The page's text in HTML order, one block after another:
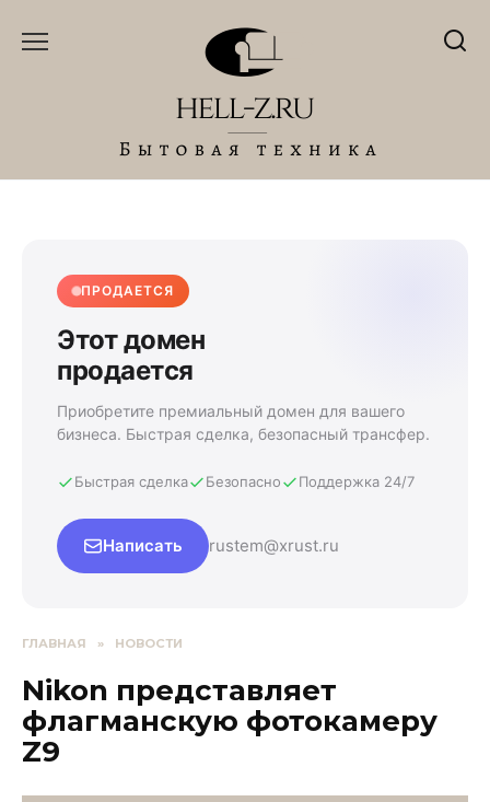
ПРОДАЕТСЯ
Этот домен
продается
Приобретите премиальный домен для вашего
бизнеса. Быстрая сделка, безопасный трансфер.
Быстрая сделка Безопасно Поддержка 24/7
Написать rustem@xrust.ru
ГЛАВНАЯ » НОВОСТИ
Nikon представляет
флагманскую фотокамеру
Z9